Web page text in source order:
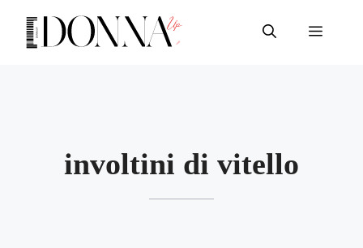
contenuto
Menu
involtini di vitello